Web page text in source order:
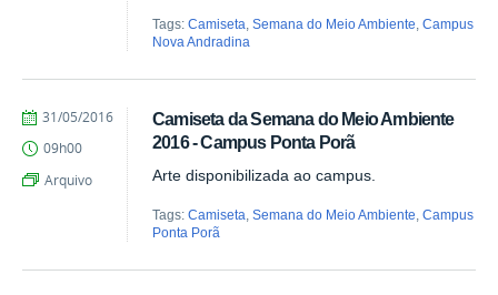
Tags:Camiseta ,Semana do Meio Ambiente ,Campus
Nova Andradina
Camiseta da Semana do Meio Ambiente
2016 - Campus Ponta Porã
Arte disponibilizada ao campus.
Tags:Camiseta ,Semana do Meio Ambiente ,Campus
Ponta Porã
by
Aragão
Published
31/05/2016
09h00
Arquivo